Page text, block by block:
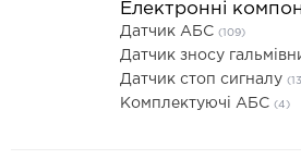
Електронні
Датчик АБС (109)
Датчик зносу
Датчик стоп сигналу
Комплектуючі АБС (4)